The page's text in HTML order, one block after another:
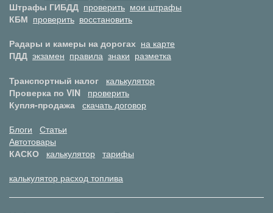
Штрафы ГИБДД проверить мои штрафы
КБМ проверить восстановить
Радары и камеры на дорогах на карте
ПДД экзамен правила знаки разметка
Транспортный налог
калькулятор
Проверка по VIN
проверить
Купля-продажа скачать договор
Блоги
Статьи
Автотовары
КАСКО
калькулятор тарифы
калькулятор расход топлива